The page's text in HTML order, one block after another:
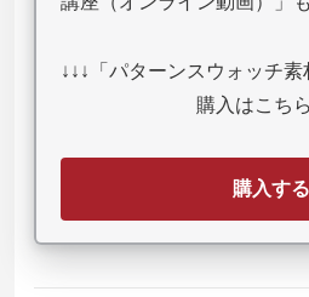
↓↓↓「パターンスウォッチ
購入はこち
購入する